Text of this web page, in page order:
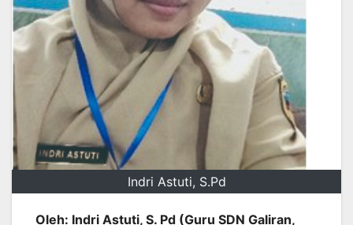
Indri Astuti, S.Pd
Oleh: Indri Astuti, S. Pd (Guru SDN Galiran,